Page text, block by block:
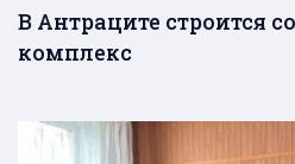
В Антраците строится
комплекс